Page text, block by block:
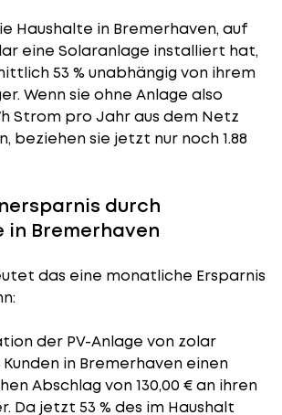
Haushalte in Bremerhaven, auf
eine Solaranlage installiert hat,
53 % unabhängig von ihrem
Wenn sie ohne Anlage also
Strom pro Jahr aus dem Netz
beziehen sie jetzt nur noch 1.88
durch
in Bremerhaven
das eine monatliche Ersparnis
der PV-Anlage von zolar
in Bremerhaven einen
Abschlag von 130,00 € an ihren
Da jetzt 53 % des im Haushalt